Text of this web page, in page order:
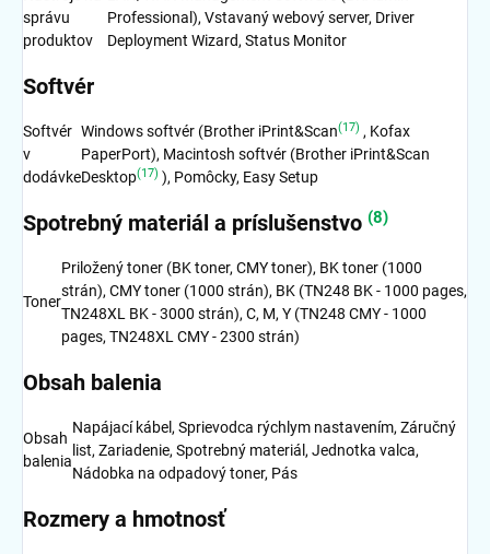
správu
produktov
Professional), Vstavaný webový server, Driver
Deployment Wizard, Status Monitor
Softvér
Softvér
v
dodávke
Windows softvér (Brother iPrint&Scan(17) , Kofax
PaperPort), Macintosh softvér (Brother iPrint&Scan
Desktop(17) ), Pomôcky, Easy Setup
Spotrebný materiál a príslušenstvo (8)
Toner
Priložený toner (BK toner, CMY toner), BK toner (1000
strán), CMY toner (1000 strán), BK (TN248 BK - 1000 pages,
TN248XL BK - 3000 strán), C, M, Y (TN248 CMY - 1000
pages, TN248XL CMY - 2300 strán)
Obsah balenia
Obsah
balenia
Napájací kábel, Sprievodca rýchlym nastavením, Záručný
list, Zariadenie, Spotrebný materiál, Jednotka valca,
Nádobka na odpadový toner, Pás
Rozmery a hmotnosť